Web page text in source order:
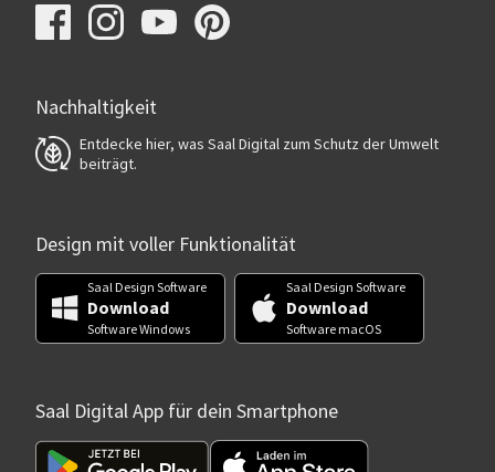
Nachhaltigkeit
Entdecke hier, was Saal Digital zum Schutz der Umwelt
beiträgt.
Design mit voller Funktionalität
Saal Design Software
Download
Software Windows
Saal Design Software
Download
Software macOS
Saal Digital App für dein Smartphone